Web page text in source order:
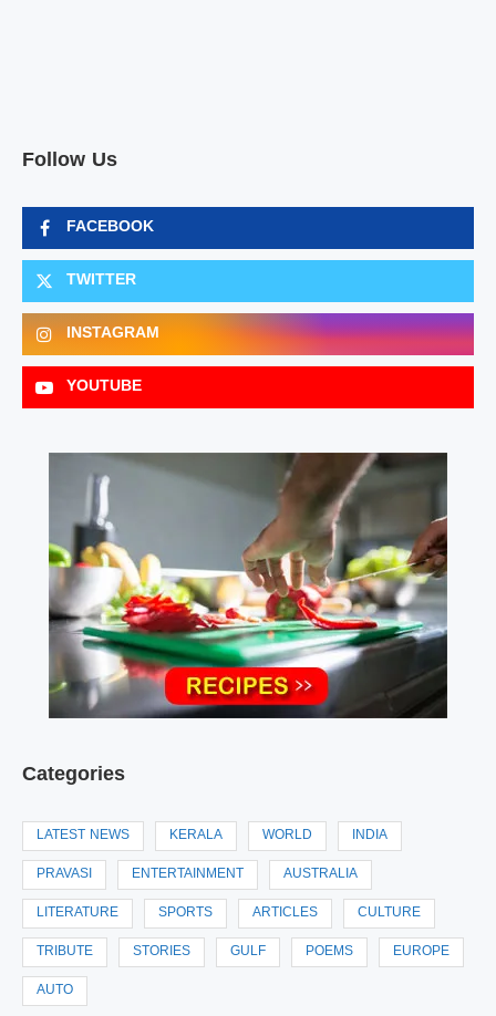
Follow Us
FACEBOOK
TWITTER
INSTAGRAM
YOUTUBE
Categories
LATEST NEWS KERALA WORLD INDIA
PRAVASI ENTERTAINMENT AUSTRALIA
LITERATURE SPORTS ARTICLES CULTURE
TRIBUTE STORIES GULF POEMS EUROPE
AUTO